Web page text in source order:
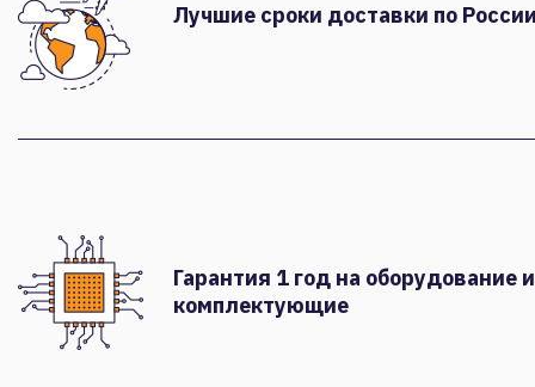
Лучшие сроки доставки по
Гарантия 1 год на оборудование и
комплектующие